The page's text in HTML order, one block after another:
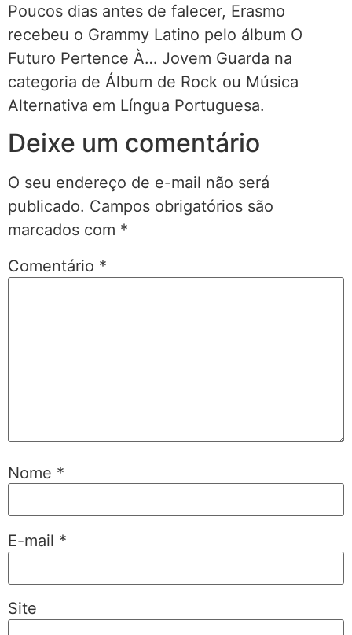
Poucos dias antes de falecer, Erasmo
recebeu o Grammy Latino pelo álbum O
Futuro Pertence À… Jovem Guarda na
categoria de Álbum de Rock ou Música
Alternativa em Língua Portuguesa.
Deixe um comentário
O seu endereço de e-mail não será
publicado. Campos obrigatórios são
marcados com *
Comentário *
Nome *
E-mail *
Site